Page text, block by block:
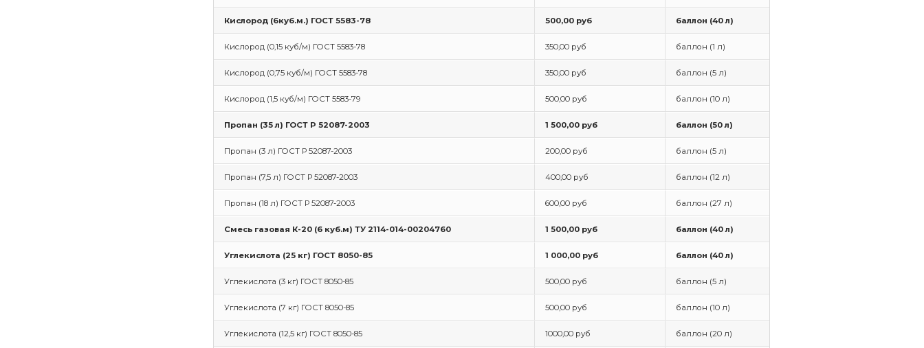
Кислород (6куб.м.) ГОСТ 5583-78 500,00 руб баллон (40 л)
Кислород (0,15 куб/м) ГОСТ 5583-78 350,00 руб баллон (1 л)
Кислород (0,75 куб/м) ГОСТ 5583-78 350,00 руб баллон (5 л)
Кислород (1,5 куб/м) ГОСТ 5583-79 500,00 руб баллон (10 л)
Пропан (35 л) ГОСТ Р 52087-2003 1 500,00 руб баллон (50 л)
Пропан (3 л) ГОСТ Р 52087-2003 200,00 руб баллон (5 л)
Пропан (7,5 л) ГОСТ Р 52087-2003 400,00 руб баллон (12 л)
Пропан (18 л) ГОСТ Р 52087-2003 600,00 руб баллон (27 л)
Смесь газовая К-20 (6 куб.м) ТУ 2114-014-00204760 1 500,00 руб баллон (40 л)
Углекислота (25 кг) ГОСТ 8050-85 1 000,00 руб баллон (40 л)
Углекислота (3 кг) ГОСТ 8050-85 500,00 руб баллон (5 л)
Углекислота (7 кг) ГОСТ 8050-85 500,00 руб баллон (10 л)
Углекислота (12,5 кг) ГОСТ 8050-85 1000,00 руб баллон (20 л)